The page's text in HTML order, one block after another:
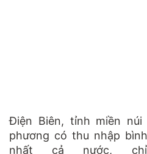
Điện Biên, tỉnh miền
phương có thu nhập
nhất cả nước,